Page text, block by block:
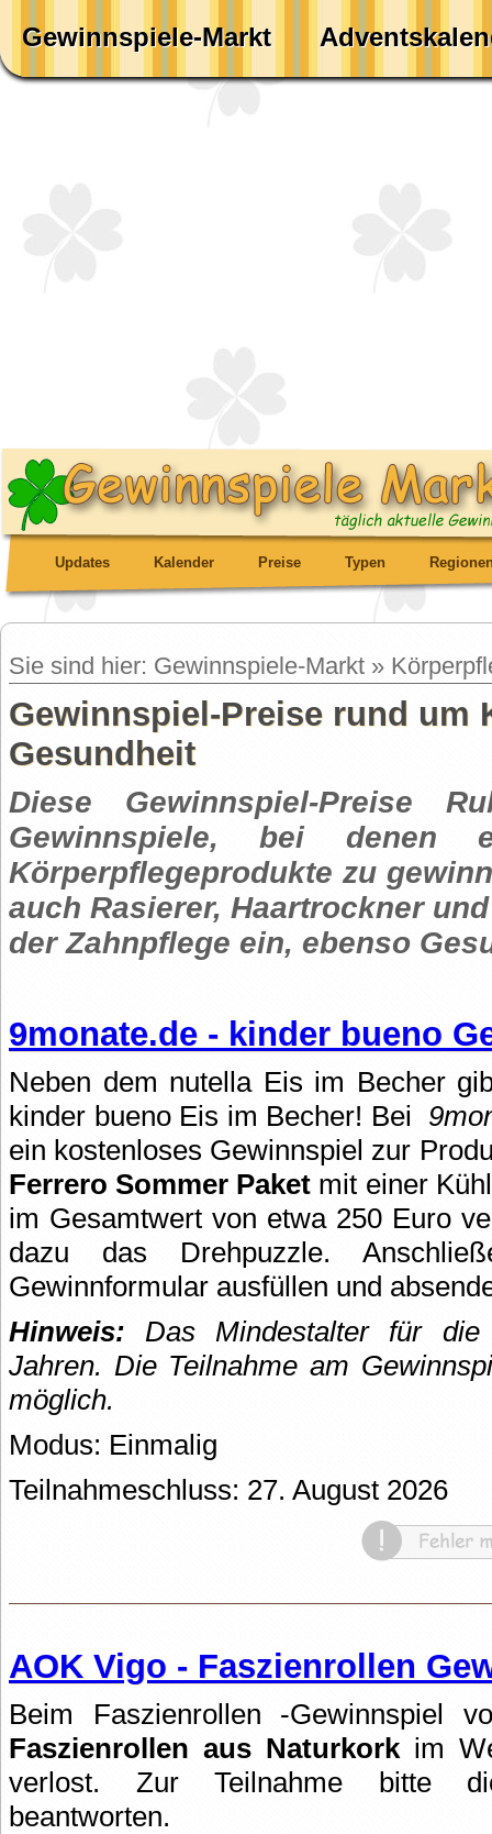
Gewinnspiele-Markt
Updates Kalender Preise Typen
Sie sind hier: Gewinnspiele-Markt »
Gewinnspiel-Preise rund um
Gesundheit
Diese Gewinnspiel-Preise
Gewinnspiele, bei denen
Körperpflegeprodukte zu
auch Rasierer, Haartrockner
der Zahnpflege ein, ebenso
9monate.de - kinder bueno
Neben dem nutella Eis im Becher
kinder bueno Eis im Becher! Bei
ein kostenloses Gewinnspiel zur
Ferrero Sommer Paket mit einer
im Gesamtwert von etwa 250 Euro
dazu das Drehpuzzle.
Gewinnformular ausfüllen und
Hinweis:
Das Mindestalter für
Jahren. Die Teilnahme am
möglich.
Modus: Einmalig
Teilnahmeschluss: 27. August 2026
AOK Vigo - Faszienrollen
Beim Faszienrollen -Gewinnspiel
Faszienrollen aus Naturkorkim
verlost. Zur Teilnahme bitte
beantworten.